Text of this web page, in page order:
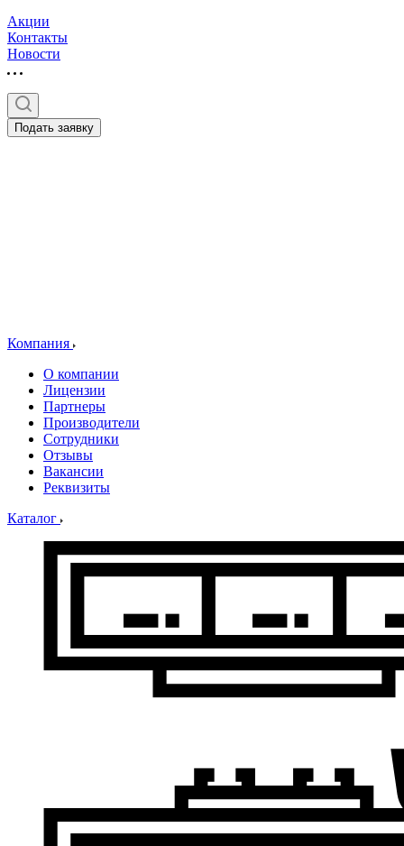
Акции
Контакты
Новости
Подать заявку
Компания
О компании
Лицензии
Партнеры
Производители
Сотрудники
Отзывы
Вакансии
Реквизиты
Каталог